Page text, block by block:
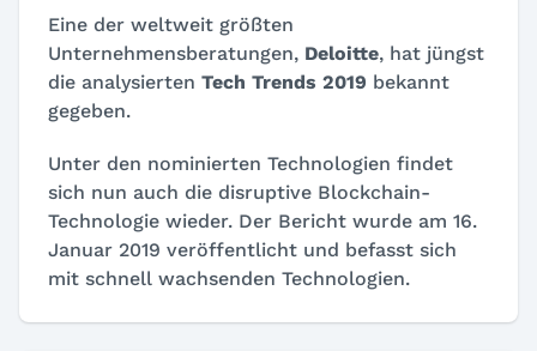
Eine der weltweit größten
Unternehmensberatungen, Deloitte, hat jüngst
die analysierten Tech Trends 2019 bekannt
gegeben.
Unter den nominierten Technologien findet
sich nun auch die disruptive Blockchain-
Technologie wieder. Der Bericht wurde am 16.
Januar 2019 veröffentlicht und befasst sich
mit schnell wachsenden Technologien.